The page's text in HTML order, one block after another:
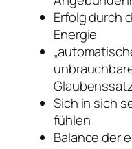
Erfolg durch
Energie
Sich in sich
fühlen
Balance der